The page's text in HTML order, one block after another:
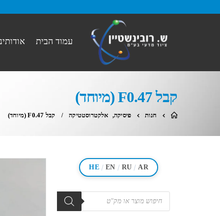
עמוד הבית
קבל F0.47 (מיוחד)
חנות פיסיקה, אלקטרוסטטיקה קבל F0.47 (מיוחד)
HE / EN / RU / AR
מוצרים
search